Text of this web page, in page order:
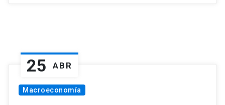
25 ABR
Macroeconomía